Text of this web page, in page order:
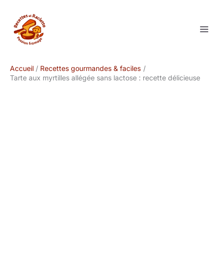
contenu
Accueil
Recettes gourmandes & faciles
Tarte aux myrtilles allégée sans lactose : recette délicieuse